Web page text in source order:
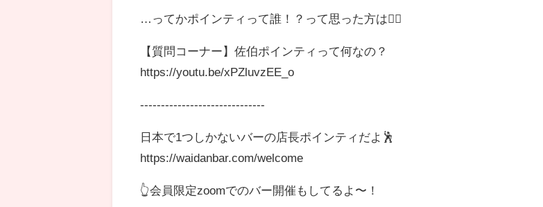
…ってかポインティって誰！？って思った方は💁‍♀️
【質問コーナー】佐伯ポインティって何なの？
https://youtu.be/xPZluvzEE_o
------------------------------
日本で1つしかないバーの店長ポインティだよ🕺
https://waidanbar.com/welcome
👆会員限定zoomでのバー開催もしてるよ〜！